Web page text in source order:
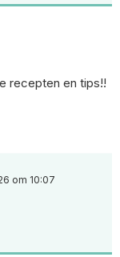
recepten en tips!!
om 10:07